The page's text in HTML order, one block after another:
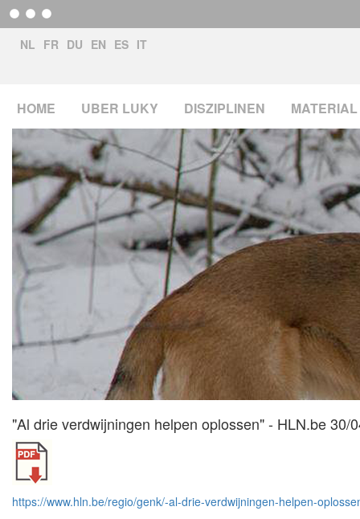
NL FR DU EN ES IT
HOME UBER LUKY DISZIPLINEN MATERIAL
"Al drie verdwijningen helpen oplossen" - HLN.be 30/
https://www.hln.be/regio/genk/-al-drie-verdwijningen-helpen-